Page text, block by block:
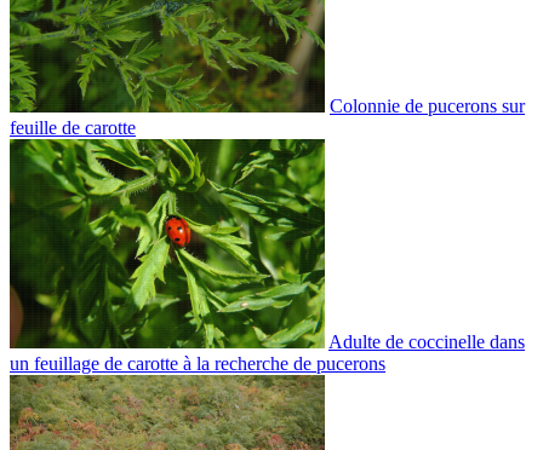
Colonnie de pucerons sur
feuille de carotte
Adulte de coccinelle dans
un feuillage de carotte à la recherche de pucerons